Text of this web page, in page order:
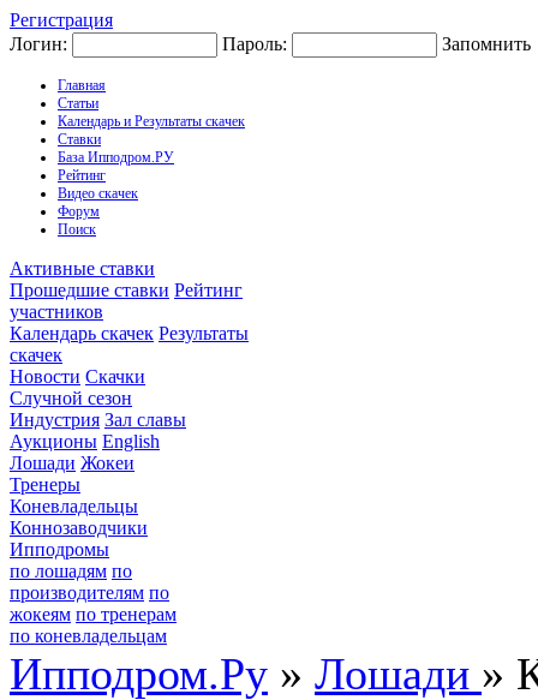
Регистрация
Логин:
Пароль: Запомнить
Главная
Статьи
Календарь и Результаты скачек
Ставки
База Ипподром.РУ
Рейтинг
Видео скачек
Форум
Поиск
Активные ставки
Прошедшие ставки Рейтинг
участников
Календарь скачек Результаты
скачек
Новости Скачки
Случной сезон
Индустрия Зал славы
Аукционы English
Лошади Жокеи
Тренеры
Коневладельцы
Коннозаводчики
Ипподромы
по лошадям по
производителям по
жокеям по тренерам
по коневладельцам
Ипподром.Ру » Лошади »